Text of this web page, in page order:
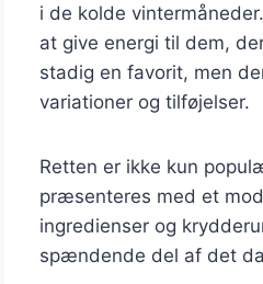
i de kolde
at give energi til dem,
stadig en favorit, men
variationer og tilføjelser.
Retten er ikke kun
præsenteres med et
ingredienser og
spændende del af det